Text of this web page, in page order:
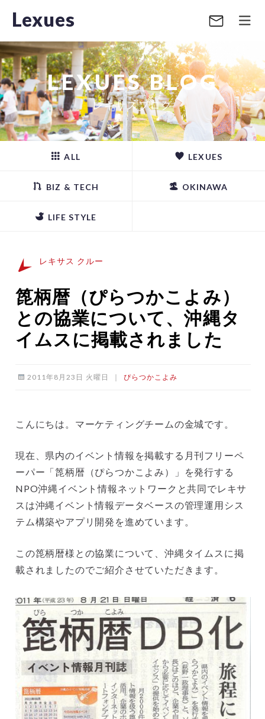
Lexues
LEXUES BLOG
レキサスブログ
ALL LEXUES
BIZ & TECH OKINAWA
LIFE STYLE
レキサス クルー
箆柄暦（ぴらつかこよみ）
との協業について、沖縄タ
イムスに掲載されました
2011年8月23日 火曜日 ｜ ぴらつかこよみ
こんにちは。マーケティングチームの金城です。
現在、県内のイベント情報を掲載する月刊フリーペ
ーパー「箆柄暦（ぴらつかこよみ）」を発行する
NPO沖縄イベント情報ネットワークと共同でレキサ
スは沖縄イベント情報データベースの管理運用シス
テム構築やアプリ開発を進めています。
この箆柄暦様との協業について、沖縄タイムスに掲
載されましたのでご紹介させていただきます。